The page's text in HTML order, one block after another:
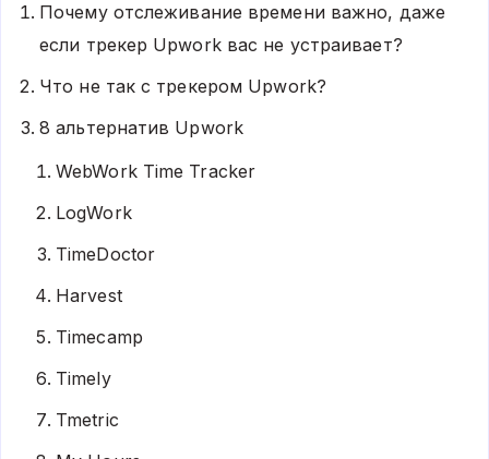
Почему отслеживание времени важно, даже
если трекер Upwork вас не устраивает?
Что не так с трекером Upwork?
8 альтернатив Upwork
WebWork Time Tracker
LogWork
TimeDoctor
Harvest
Timecamp
Timely
Tmetric